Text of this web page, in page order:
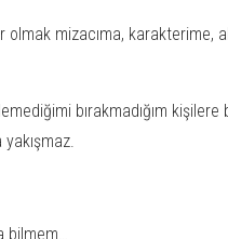
mizacıma, karakterime,
bırakmadığım kişilere
bilmem…